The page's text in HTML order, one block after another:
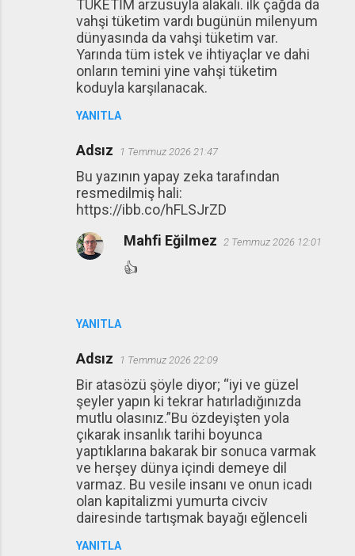
TÜKETİM arzusuyla alakalı. ilk çağda da
vahşi tüketim vardı bugünün milenyum
dünyasında da vahşi tüketim var.
Yarında tüm istek ve ihtiyaçlar ve dahi
onların temini yine vahşi tüketim
koduyla karşılanacak.
YANITLA
Adsız 1 Temmuz 2026 21:47
Bu yazının yapay zeka tarafından
resmedilmiş hali:
https://ibb.co/hFLSJrZD
YANITLA
Mahfi Eğilmez 2 Temmuz 2026 12:01
👍
Adsız 1 Temmuz 2026 22:09
Bir atasözü şöyle diyor; “iyi ve güzel
şeyler yapın ki tekrar hatırladığınızda
mutlu olasınız.”Bu özdeyişten yola
çıkarak insanlık tarihi boyunca
yaptıklarına bakarak bir sonuca varmak
ve herşey dünya içindi demeye dil
varmaz. Bu vesile insanı ve onun icadı
olan kapitalizmi yumurta civciv
dairesinde tartışmak bayağı eğlenceli
YANITLA